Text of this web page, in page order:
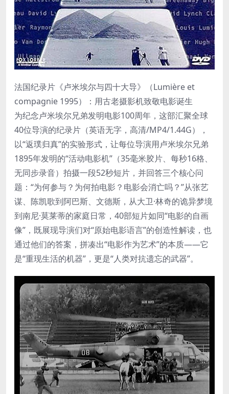
法国纪录片《卢米埃尔与四十大导》（Lumière et
compagnie 1995）：用古老摄影机致敬电影诞生
为纪念卢米埃尔兄弟发明电影100周年，这部汇聚全球
40位导演的纪录片（英语无字，高清/MP4/1.44G），
以“返璞归真”的实验形式，让每位导演用卢米埃尔兄弟
1895年发明的“活动电影机”（35毫米胶片、每秒16格、
无同步录音）拍摄一段52秒短片，并回答三个核心问
题：“为何参与？为何拍电影？电影会消亡吗？”从张艺
谋、陈凯歌到阿巴斯、文德斯，从大卫·林奇的诡异梦境
到南尼·莫莱蒂的家庭日常，40部短片如同“电影的自画
像”，既展现导演们对“原始电影语言”的创造性解读，也
通过他们的答案，拼凑出“电影作为艺术”的本质——它
是“重现生活的机器”，更是“人类对抗遗忘的武器”。